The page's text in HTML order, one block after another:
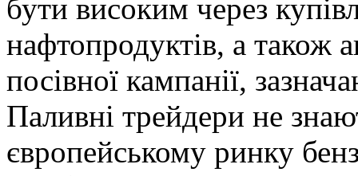
бути високим через
нафтопродуктів, а також
посівної кампанії,
Паливні трейдери не
європейському ринку